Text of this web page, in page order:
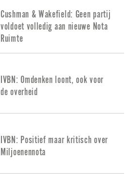
Cushman & Wakefield: Geen partij
voldoet volledig aan nieuwe Nota
Ruimte
IVBN: Omdenken loont, ook voor
de overheid
IVBN: Positief maar kritisch over
Miljoenennota